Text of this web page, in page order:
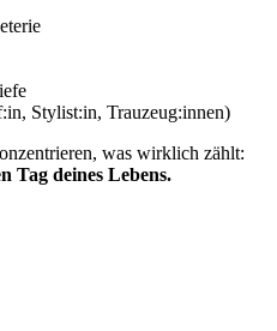
Stylist:in, Trauzeug:innen)
was wirklich zählt:
Tag deines Lebens.